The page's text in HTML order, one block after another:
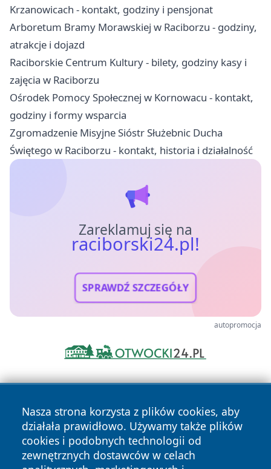
Krzanowicach - kontakt, godziny i pensjonat
Arboretum Bramy Morawskiej w Raciborzu - godziny,
atrakcje i dojazd
Raciborskie Centrum Kultury - bilety, godziny kasy i
zajęcia w Raciborzu
Ośrodek Pomocy Społecznej w Kornowacu - kontakt,
godziny i formy wsparcia
Zgromadzenie Misyjne Sióstr Służebnic Ducha
Świętego w Raciborzu - kontakt, historia i działalność
Zareklamuj się na
raciborski24.pl!
SPRAWDŹ SZCZEGÓŁY
autopromocja
Nasza strona korzysta z plików cookies, aby
działała prawidłowo. Używamy także plików
cookies i podobnych technologii od
zewnętrznych dostawców w celach
Copyright © 2026 raciborski24.pl Wszystkie prawa